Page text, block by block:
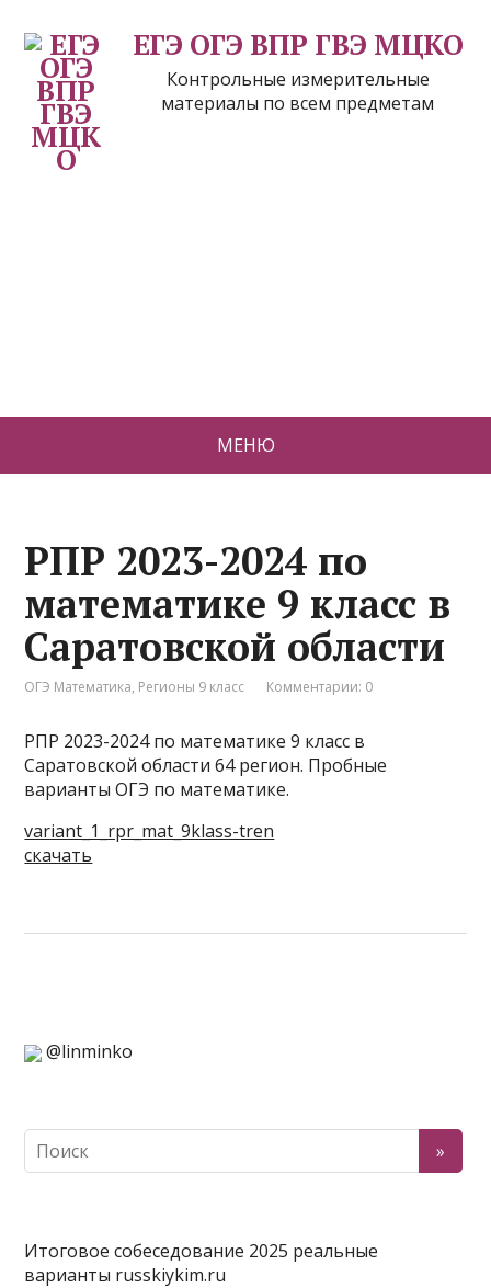
ЕГЭ ОГЭ ВПР ГВЭ МЦКО
Контрольные измерительные
материалы по всем предметам
МЕНЮ
РПР 2023-2024 по
математике 9 класс в
Саратовской области
ОГЭ Математика, Регионы 9 класс Комментарии: 0
РПР 2023-2024 по математике 9 класс в
Саратовской области 64 регион. Пробные
варианты ОГЭ по математике.
variant_1_rpr_mat_9klass-tren
скачать
@linminko
Итоговое собеседование 2025 реальные
варианты russkiykim.ru